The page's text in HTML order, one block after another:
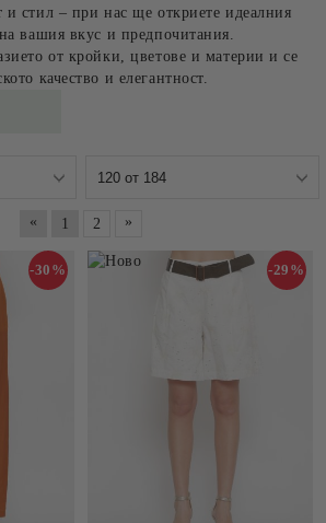
и стил – при нас ще откриете идеалния
вашия вкус и предпочитания.
от кройки, цветове и материи и се
качество и елегантност.
« 1 2 »
-30% -29%